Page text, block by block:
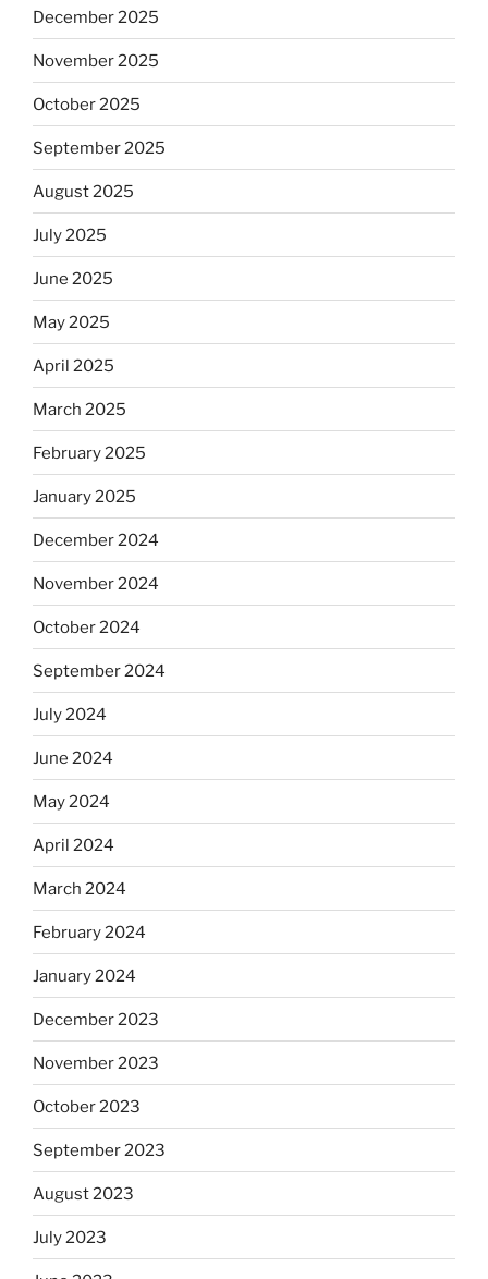
December 2025
November 2025
October 2025
September 2025
August 2025
July 2025
June 2025
May 2025
April 2025
March 2025
February 2025
January 2025
December 2024
November 2024
October 2024
September 2024
July 2024
June 2024
May 2024
April 2024
March 2024
February 2024
January 2024
December 2023
November 2023
October 2023
September 2023
August 2023
July 2023